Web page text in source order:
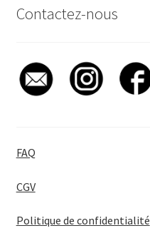
Contactez-nous
FAQ
CGV
Politique de confidentialité